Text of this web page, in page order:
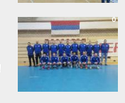
0